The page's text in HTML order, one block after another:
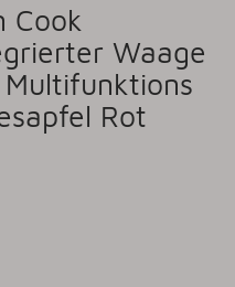
Cook
Waage
Multifunktions
Rot